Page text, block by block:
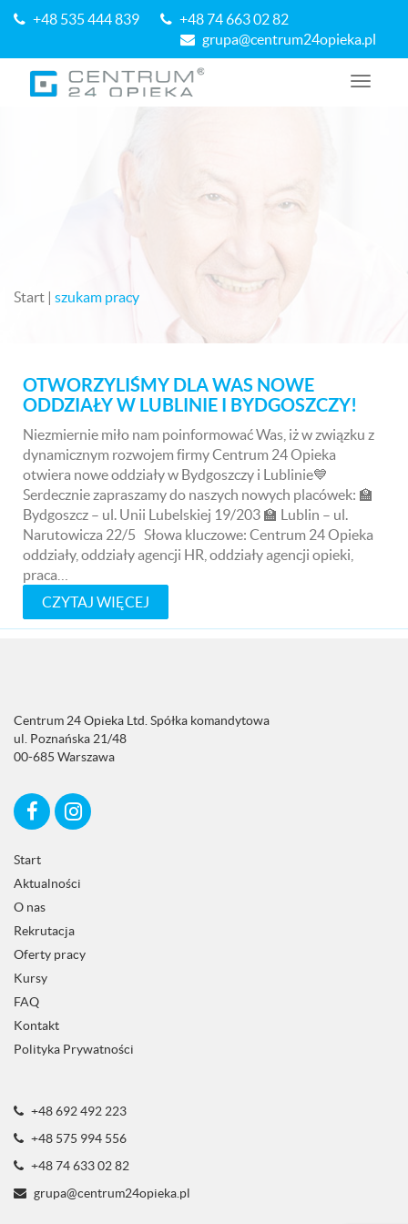
+48 535 444 839
+48 74 663 02 82
grupa@centrum24opieka.pl
N
Start | szukam pracy
OTWORZYLIŚMY DLA WAS NOWE
ODDZIAŁY W LUBLINIE I BYDGOSZCZY!
Niezmiernie miło nam poinformować Was, iż w związku z
dynamicznym rozwojem firmy Centrum 24 Opieka
otwiera nowe oddziały w Bydgoszczy i Lublinie💙
Serdecznie zapraszamy do naszych nowych placówek: 🏫
Bydgoszcz – ul. Unii Lubelskiej 19/203 🏫 Lublin – ul.
Narutowicza 22/5 Słowa kluczowe: Centrum 24 Opieka
oddziały, oddziały agencji HR, oddziały agencji opieki,
praca…
CZYTAJ WIĘCEJ
Centrum 24 Opieka Ltd. Spółka komandytowa
ul. Poznańska 21/48
00-685 Warszawa
Start
Aktualności
O nas
Rekrutacja
Oferty pracy
Kursy
FAQ
Kontakt
Polityka Prywatności
+48 692 492 223
+48 575 994 556
+48 74 633 02 82
grupa@centrum24opieka.pl